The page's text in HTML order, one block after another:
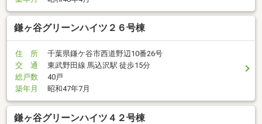
鎌ヶ谷グリーンハイツ２６号棟
住 所
千葉県鎌ケ谷市西道野辺10番26号
交 通
東武野田線 馬込沢駅 徒歩15分
総戸数
40戸
築年月
昭和47年7月
鎌ヶ谷グリーンハイツ４２号棟